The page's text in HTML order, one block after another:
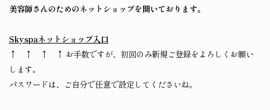
美容師さんのためのネットショップを開いております。
Skyspaネットショップ入口
↑ ↑ ↑ ↑ お手数ですが、初回のみ新規ご登録をよろしくお願い
します。
パスワードは、ご自分で任意で設定してくださいね。